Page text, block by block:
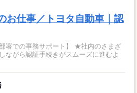
お仕事／トヨタ自動車｜認
署での事務サポート】 ★社内のさまざ
ながら認証手続きがスムーズに進むよ